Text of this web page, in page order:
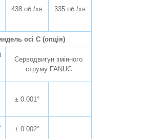
438 об./хв 335 об./хв
осі С (опція)
Серводвигун змінного
струму FANUC
± 0.001°
± 0.002°